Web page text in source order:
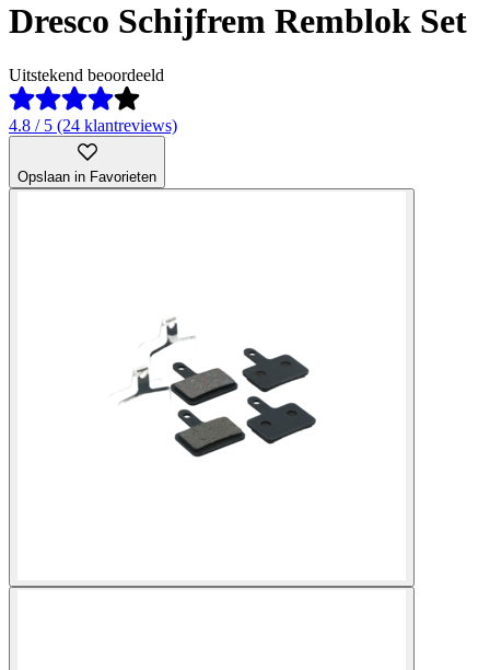
Dresco Schijfrem Remblok Set
Uitstekend beoordeeld
4.8 / 5 (24 klantreviews)
Opslaan in Favorieten